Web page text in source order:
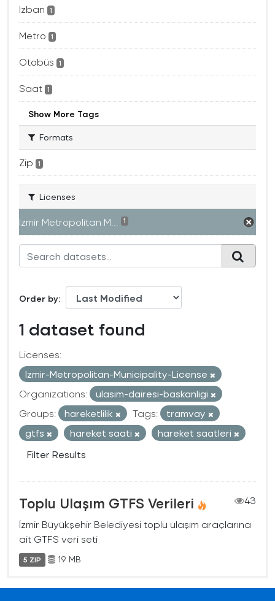
Izban 1
Metro 1
Otobüs 1
Saat 1
Show More Tags
Formats
Zip 1
Licenses
Izmir Metropolitan M... 1
Order by
1 dataset found
Licenses:
Izmir-Metropolitan-Municipality-License
Organizations:
ulasim-dairesi-baskanligi
Groups:
hareketlilik Tags:
tramvay
gtfs
hareket saati
hareket saatleri
Filter Results
Toplu Ulaşım GTFS Verileri
43
İzmir Büyükşehir Belediyesi toplu ulaşım araçlarına
ait GTFS veri seti
5 ZIP 19 MB